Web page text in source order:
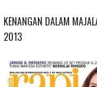
KENANGAN DALAM
2013